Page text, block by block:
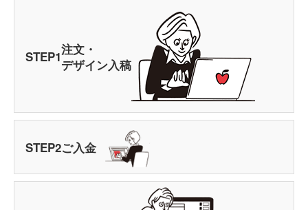
STEP1注文・
デザイン入稿
STEP2ご入金